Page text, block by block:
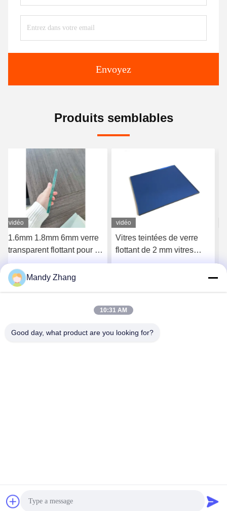
Envoyez
Produits semblables
vidéo
Vitres teintées de verre
flottant de 2 mm vitres
plates transparentes
feuille de verre stratifiée
vidéo
Verre flottant réfléchissant
à faible teneur en fer 1,5
mm 3 mm 4 mm
de Copyright 2024-2026 Qingdao Hope Shine International
Trade Co., Ltd. . Tous droits réservés.
Mandy Zhang
10:31 AM
Good day, what product are you looking for?